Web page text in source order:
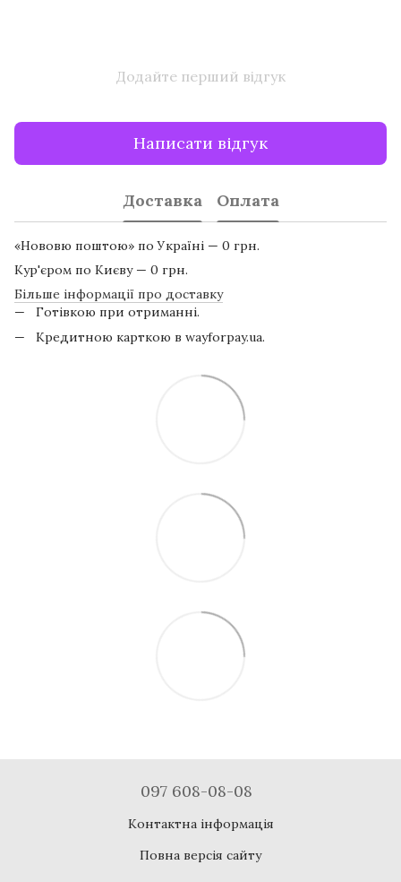
Додайте перший відгук
Написати відгук
Доставка Оплата
«Нововю поштою» по Україні — 0 грн.
Кур'єром по Києву — 0 грн.
Більше інформації про доставку
Готівкою при отриманні.
Кредитною карткою в wayforpay.ua.
097 608-08-08
Контактна інформація
Повна версія сайту